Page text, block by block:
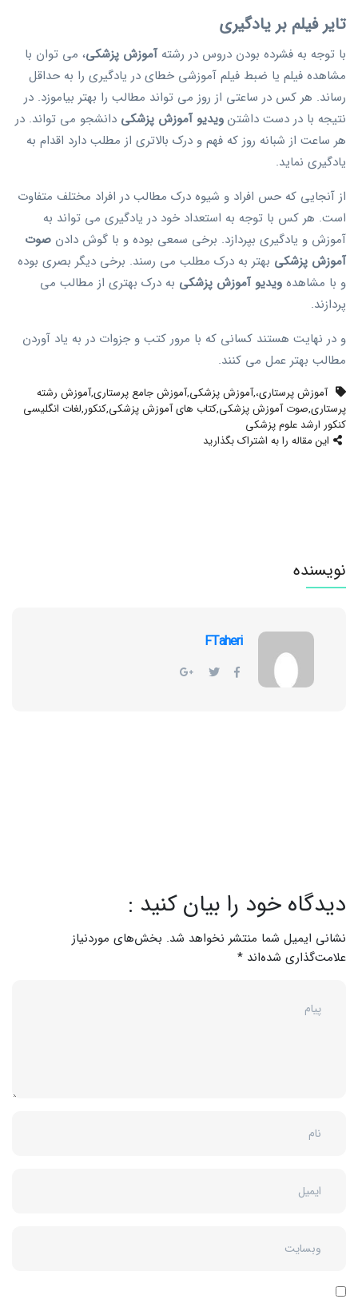
تایر فیلم بر یادگیری
با توجه به فشرده بودن دروس در رشتهآموزش پزشکی، می توان با
مشاهده فیلم یا ضبط فیلم آموزشی خطای در یادگیری را به حداقل
رساند. هر کس در ساعتی از روز می تواند مطالب را بهتر بیاموزد. در
نتیجه با در دست داشتن ویدیو آموزش پزشکی دانشجو می تواند. در
هر ساعت از شبانه روز که فهم و درک بالاتری از مطلب دارد اقدام به
یادگیری نماید.
از آنجایی که حس افراد و شیوه درک مطالب در افراد مختلف متفاوت
است. هر کس با توجه به استعداد خود در یادگیری می تواند به
آموزش و یادگیری بپردازد. برخی سمعی بوده و با گوش دادن صوت
آموزش پزشکی بهتر به درک مطلب می رسند. برخی دیگر بصری بوده
و با مشاهده ویدیو آموزش پزشکی به درک بهتری از مطالب می
پردازند.
و در نهایت هستند کسانی که با مرور کتب و جزوات در به یاد آوردن
مطالب بهتر عمل می کنند.
آموزش پرستاری،,آموزش پزشکی,آموزش جامع پرستاری,آموزش رشته
پرستاری,صوت آموزش پزشکی,کتاب های آموزش پزشکی,کنکور,لغات انگلیسی
کنکور ارشد علوم پزشکی
این مقاله را به اشتراک بگذارید
نویسنده
FTaheri
دیدگاه خود را بیان کنید :
نشانی ایمیل شما منتشر نخواهد شد. بخش‌های موردنیاز
علامت‌گذاری شده‌اند *